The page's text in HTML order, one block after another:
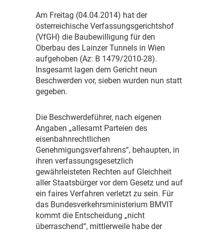
Am Freitag (04.04.2014) hat der
österreichische Verfassungsgerichtshof
(VfGH) die Baubewilligung für den
Oberbau des Lainzer Tunnels in Wien
aufgehoben (Az: B 1479/2010-28).
Insgesamt lagen dem Gericht neun
Beschwerden vor, sieben wurden nun statt
gegeben.
Die Beschwerdeführer, nach eigenen
Angaben „allesamt Parteien des
eisenbahnrechtlichen
Genehmigungsverfahrens“, behaupten, in
ihren verfassungsgesetzlich
gewährleisteten Rechten auf Gleichheit
aller Staatsbürger vor dem Gesetz und auf
ein faires Verfahren verletzt zu sein. Für
das Bundesverkehrsministerium BMVIT
kommt die Entscheidung „nicht
überraschend“, mittlerweile habe der